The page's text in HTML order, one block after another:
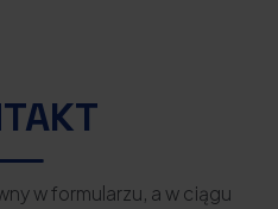
w formularzu, a w ciągu